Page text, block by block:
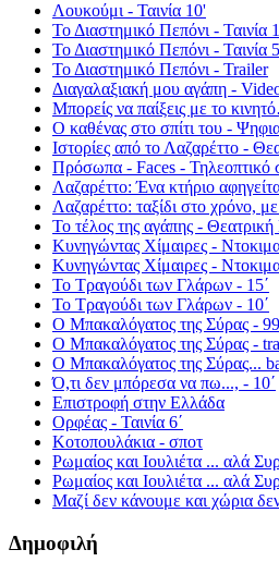
Λουκούμι - Ταινία 10'
Το Διαστημικό Πεπόνι - Ταινία
Το Διαστημικό Πεπόνι - Ταινία
Το Διαστημικό Πεπόνι - Trailer
Διαγαλαξιακή μου αγάπη -
Μπορείς να παίξεις με το
Ο καθένας στο σπίτι του -
Ιστορίες από το Λαζαρέττο -
Πρόσωπα - Faces - Τηλεοπτικό
Λαζαρέττο: Ένα κτήριο
Λαζαρέττο: ταξίδι στο χρόνο,
Το τέλος της αγάπης -
Κυνηγώντας Χίμαιρες -
Κυνηγώντας Χίμαιρες -
Το Τραγούδι των Γλάρων - 15΄
Το Τραγούδι των Γλάρων - 10΄
Ο Μπακαλόγατος της Σύρας -
Ο Μπακαλόγατος της Σύρας -
Ο Μπακαλόγατος της Σύρας...
Ό,τι δεν μπόρεσα να πω..., - 10΄
Επιστροφή στην Ελλάδα
Ορφέας - Ταινία 6΄
Κοτοπουλάκια - σποτ
Ρωμαίος και Ιουλιέτα ... αλά
Ρωμαίος και Ιουλιέτα ... αλά
Μαζί δεν κάνουμε και χώρια
Δημοφιλή